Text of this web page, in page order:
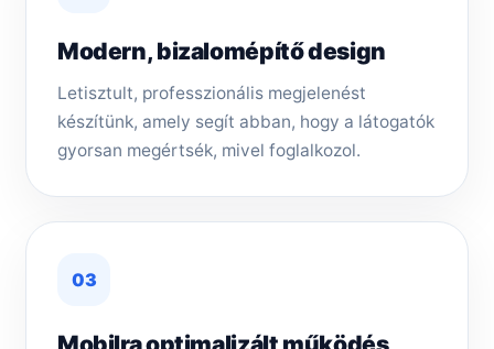
Modern, bizalomépítő design
Letisztult, professzionális megjelenést
készítünk, amely segít abban, hogy a látogatók
gyorsan megértsék, mivel foglalkozol.
03